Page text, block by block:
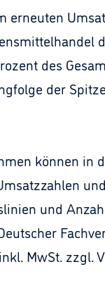
erneuten
des
der
können in
und
MwSt. zzgl.